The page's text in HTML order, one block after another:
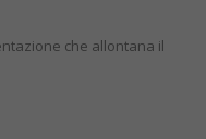
che allontana il